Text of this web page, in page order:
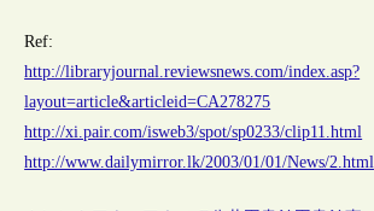
Ref:
http://libraryjournal.reviewsnews.com/index.asp?
layout=article&articleid=CA278275
http://xi.pair.com/isweb3/spot/sp0233/clip11.html
http://www.dailymirror.lk/2003/01/01/News/2.html